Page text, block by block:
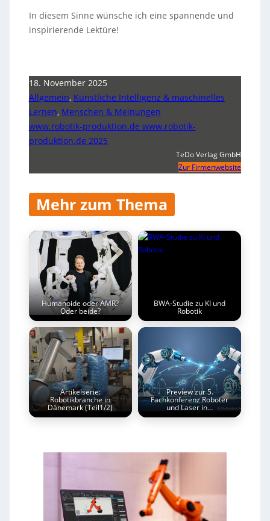
In diesem Sinne wünsche ich eine spannende und
inspirierende Lektüre!
18. November 2025
Allgemein, Künstliche Intelligenz & maschinelles
Lernen, Menschen & Meinungen
www.robotik-produktion.de www.robotik-
produktion.de 2025
TeDo Verlag GmbH
Zur Firmenwebsite
Mehr zum Thema
Humanoide oder AMR?
Oder beide?
BWA-Studie zu KI und
Robotik
Artikelserie:
Robotikbranche in
Dänemark (Teil1/2)
Preview zur 5.
Fachkonferenz Roboter
und Laser in…